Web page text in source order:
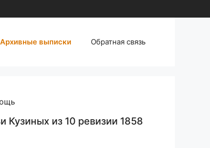
Архивные выписки Обратная связь
Кузиных из 10 ревизии 1858